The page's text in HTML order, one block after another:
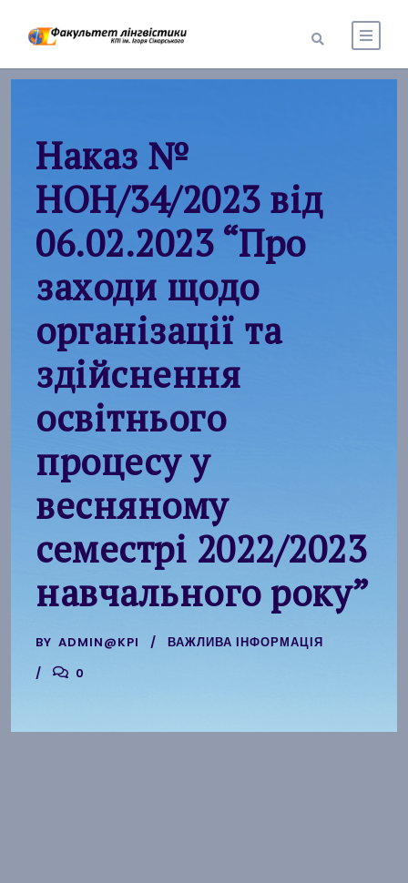
Наказ №
НОН/34/2023 від
06.02.2023 “Про
заходи щодо
організації та
здійснення
освітнього
процесу у
весняному
семестрі 2022/2023
навчального року”
BY ADMIN@KPI
ВАЖЛИВА ІНФОРМАЦІЯ
0